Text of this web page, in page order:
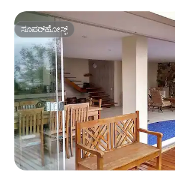
ಸೂಪರ್‌ಹೋಸ್ಟ್
ಸೂಪರ್‌ಹೋಸ್ಟ್